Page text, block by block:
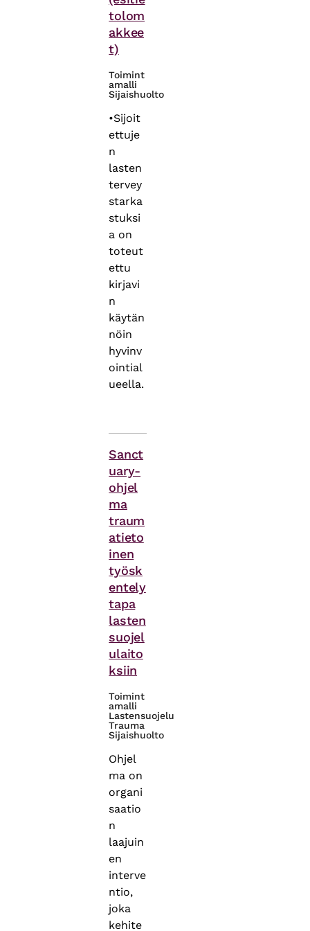
tolom
akkee
t)
Toimint
amalli
Sijaishuolto
•Sijoit
ettuje
n
lasten
tervey
starka
stuksi
a on
toteut
ettu
kirjavi
n
käytän
nöin
hyvinv
ointial
ueella.
Sanct
uary-
ohjel
ma
traum
atieto
inen
työsk
entely
tapa
lasten
suojel
ulaito
ksiin
Toimint
amalli
Lastensuojelu
Trauma
Sijaishuolto
Ohjel
ma on
organi
saatio
n
laajuin
en
interve
ntio,
joka
kehite